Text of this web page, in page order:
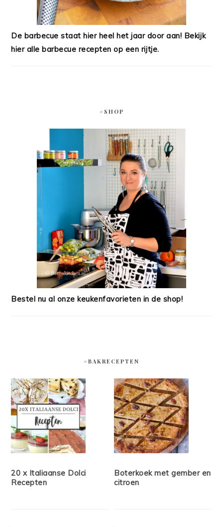
De barbecue staat hier heel het jaar door aan! Bekijk
hier alle barbecue recepten op een rijtje.
#SHOP
Bestel nu al onze keukenfavorieten in de shop!
#BAKRECEPTEN
20 x Italiaanse Dolci
Recepten
Boterkoek met gember en
citroen